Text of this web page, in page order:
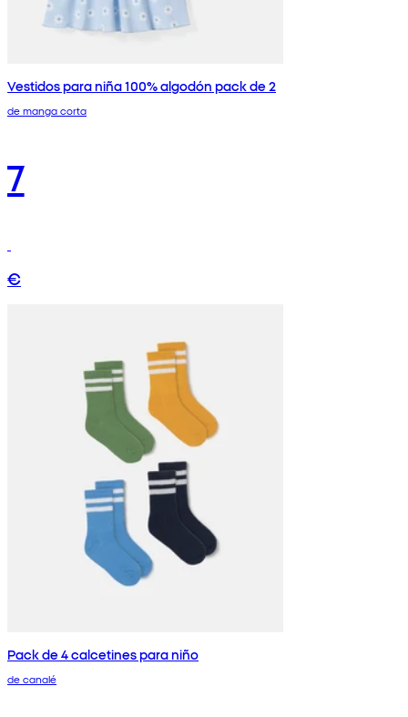
Vestidos para niña 100% algodón pack de 2
de manga corta
7
€
Pack de 4 calcetines para niño
de canalé